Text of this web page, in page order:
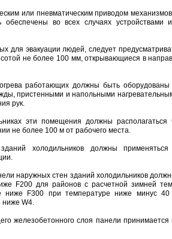
или пневматическим приводом
во всех случаях устройствами
для эвакуации людей, следует
не более 100 мм, открывающиеся в
работающих должны быть
пристенными и напольными
рук.
эти помещения должны располагаться
не более 100 м от рабочего места.
холодильников должны применяться
наружных стен зданий холодильников
F200 для районов с расчетной зимней
F300 при температуре ниже минус
нижe W4.
железобетонного слоя панели принимается